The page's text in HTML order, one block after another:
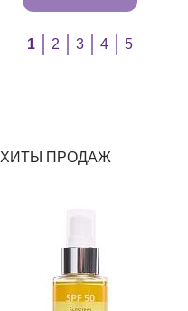
1 2 3 4 5
ХИТЫ ПРОДАЖ